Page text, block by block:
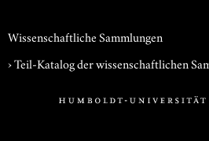
Wissenschaftliche Sammlungen
› Teil-Katalog der wissenschaftlichen